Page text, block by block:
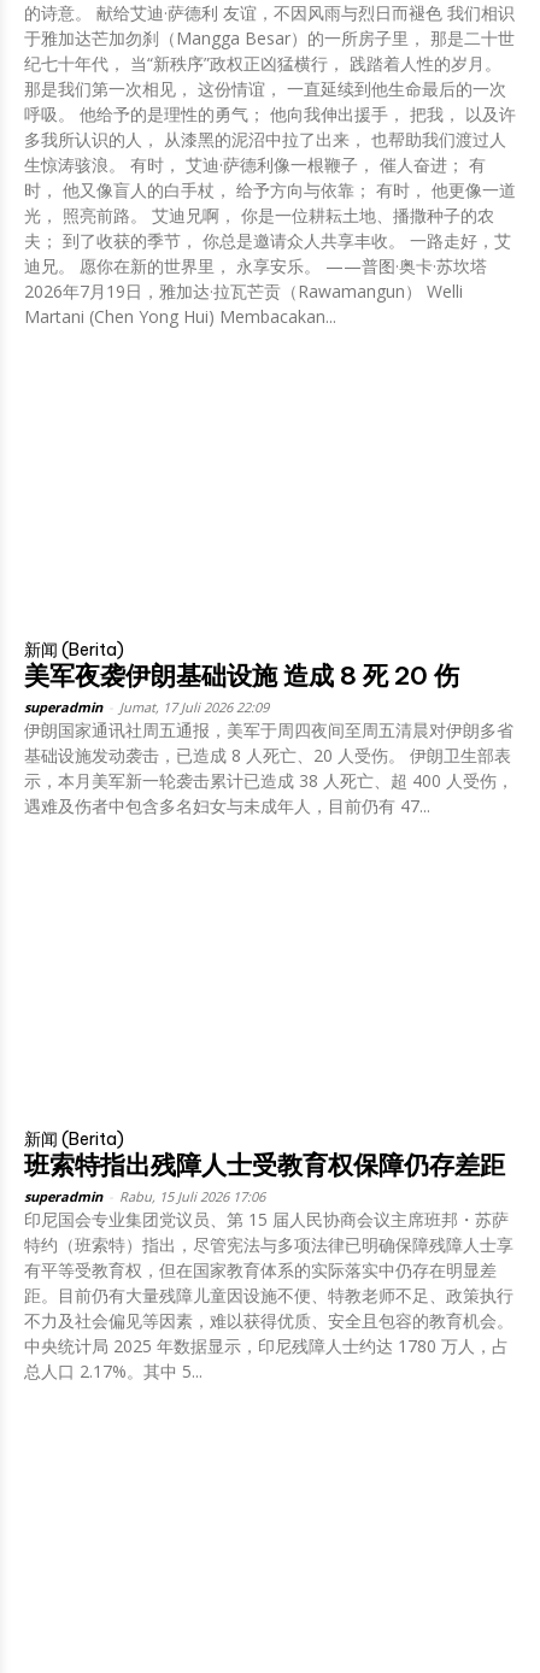
的诗意。 献给艾迪·萨德利 友谊，不因风雨与烈日而褪色 我们相识
于雅加达芒加勿刹（Mangga Besar）的一所房子里， 那是二十世
纪七十年代， 当“新秩序”政权正凶猛横行， 践踏着人性的岁月。
那是我们第一次相见， 这份情谊， 一直延续到他生命最后的一次
呼吸。 他给予的是理性的勇气； 他向我伸出援手， 把我， 以及许
多我所认识的人， 从漆黑的泥沼中拉了出来， 也帮助我们渡过人
生惊涛骇浪。 有时， 艾迪·萨德利像一根鞭子， 催人奋进； 有
时， 他又像盲人的白手杖， 给予方向与依靠； 有时， 他更像一道
光， 照亮前路。 艾迪兄啊， 你是一位耕耘土地、播撒种子的农
夫； 到了收获的季节， 你总是邀请众人共享丰收。 一路走好，艾
迪兄。 愿你在新的世界里， 永享安乐。 ——普图·奥卡·苏坎塔
2026年7月19日，雅加达·拉瓦芒贡（Rawamangun） Welli
Martani (Chen Yong Hui) Membacakan...
新闻 (Berita)
美军夜袭伊朗基础设施 造成 8 死 20 伤
superadmin Jumat, 17 Juli 2026 22:09
伊朗国家通讯社周五通报，美军于周四夜间至周五清晨对伊朗多省
基础设施发动袭击，已造成 8 人死亡、20 人受伤。 伊朗卫生部表
示，本月美军新一轮袭击累计已造成 38 人死亡、超 400 人受伤，
遇难及伤者中包含多名妇女与未成年人，目前仍有 47...
新闻 (Berita)
班索特指出残障人士受教育权保障仍存差距
superadmin Rabu, 15 Juli 2026 17:06
印尼国会专业集团党议员、第 15 届人民协商会议主席班邦・苏萨
特约（班索特）指出，尽管宪法与多项法律已明确保障残障人士享
有平等受教育权，但在国家教育体系的实际落实中仍存在明显差
距。目前仍有大量残障儿童因设施不便、特教老师不足、政策执行
不力及社会偏见等因素，难以获得优质、安全且包容的教育机会。
中央统计局 2025 年数据显示，印尼残障人士约达 1780 万人，占
总人口 2.17%。其中 5...